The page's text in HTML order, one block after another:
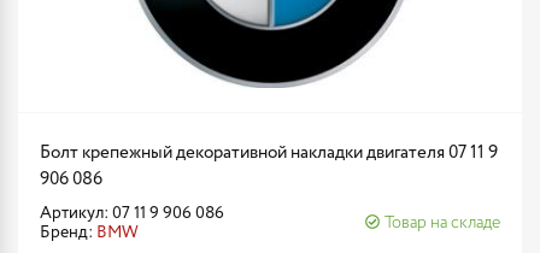
Болт крепежный декоративной накладки двигателя 07 11 9
906 086
Артикул: 07 11 9 906 086
Бренд: BMW
Товар на складе